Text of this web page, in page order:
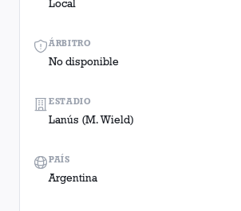
ÁRBITRO
No disponible
Local
ESTADIO
Lanús (M. Wield)
PAÍS
Argentina